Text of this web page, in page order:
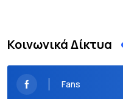
Κοινωνικά Δίκτυα
Fans